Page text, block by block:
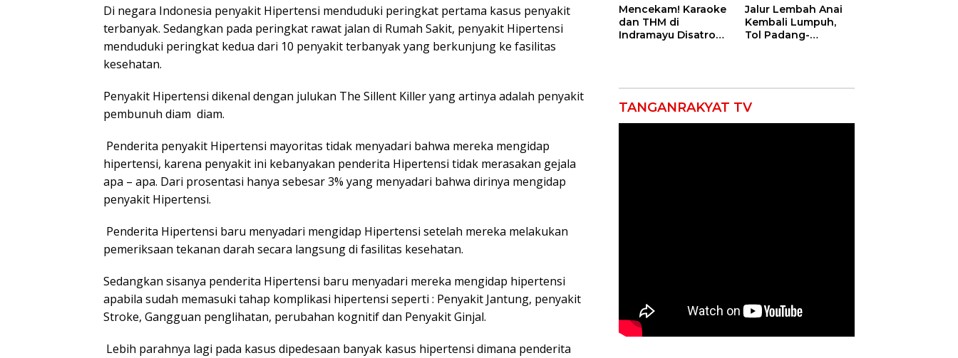
Di negara Indonesia penyakit Hipertensi menduduki peringkat pertama kasus penyakit
terbanyak. Sedangkan pada peringkat rawat jalan di Rumah Sakit, penyakit Hipertensi
menduduki peringkat kedua dari 10 penyakit terbanyak yang berkunjung ke fasilitas
kesehatan.
Penyakit Hipertensi dikenal dengan julukan The Sillent Killer yang artinya adalah penyakit
pembunuh diam diam.
Penderita penyakit Hipertensi mayoritas tidak menyadari bahwa mereka mengidap
hipertensi, karena penyakit ini kebanyakan penderita Hipertensi tidak merasakan gejala
apa – apa. Dari prosentasi hanya sebesar 3% yang menyadari bahwa dirinya mengidap
penyakit Hipertensi.
Penderita Hipertensi baru menyadari mengidap Hipertensi setelah mereka melakukan
pemeriksaan tekanan darah secara langsung di fasilitas kesehatan.
Sedangkan sisanya penderita Hipertensi baru menyadari mereka mengidap hipertensi
apabila sudah memasuki tahap komplikasi hipertensi seperti : Penyakit Jantung, penyakit
Stroke, Gangguan penglihatan, perubahan kognitif dan Penyakit Ginjal.
Lebih parahnya lagi pada kasus dipedesaan banyak kasus hipertensi dimana penderita
Mencekam! Karaoke
dan THM di
Indramayu Disatroni
Jalur Lembah Anai
Kembali Lumpuh,
Tol Padang-
TANGANRAKYAT TV